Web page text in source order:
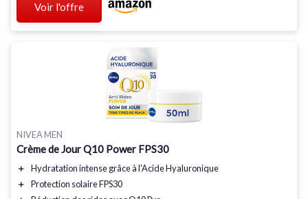
Voir l'offre
NIVEA MEN
Crème de Jour Q10 Power FPS30
＋ Hydratationintense grâce à l'Acide Hyaluronique
＋
Protection solaireFPS30